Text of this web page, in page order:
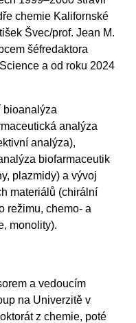
chemie Kalifornské
Švec/prof. Jean M.
šéfredaktora
a od roku 2024
bioanalýza
analýza
analýza),
biofarmaceutik
plazmidy) a vývoj
materiálů (chirální
režimu, chemo- a
monolity).
a vedoucím
na Univerzitě v
z chemie, poté